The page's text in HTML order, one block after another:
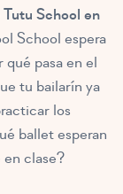
School en
School espera
pasa en el
tu bailarín ya
los
ballet esperan
clase?